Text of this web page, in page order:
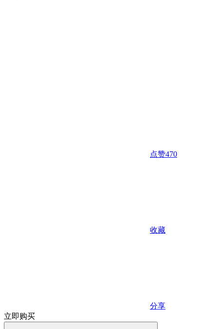
点赞470
收藏
分享
立即购买